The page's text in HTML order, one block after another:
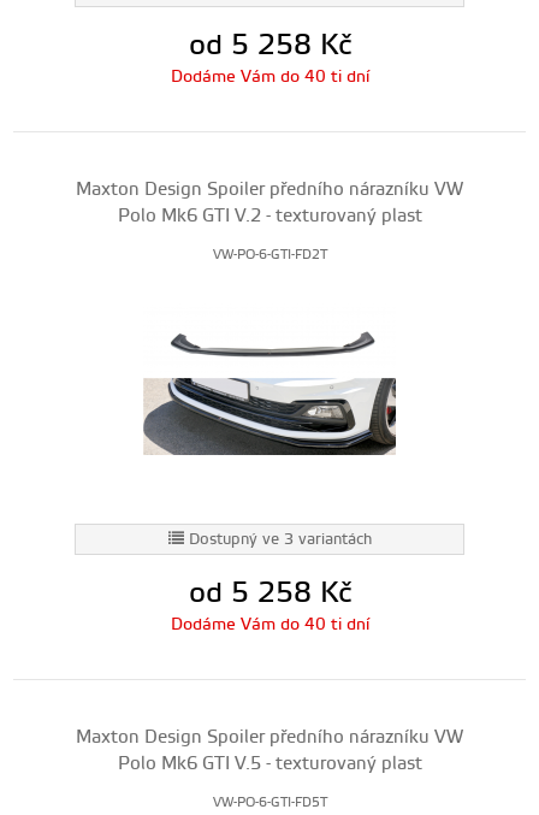
od 5 258 Kč
Dodáme Vám do 40 ti dní
Maxton Design Spoiler předního nárazníku VW
Polo Mk6 GTI V.2 - texturovaný plast
VW-PO-6-GTI-FD2T
Dostupný ve 3 variantách
od 5 258 Kč
Dodáme Vám do 40 ti dní
Maxton Design Spoiler předního nárazníku VW
Polo Mk6 GTI V.5 - texturovaný plast
VW-PO-6-GTI-FD5T